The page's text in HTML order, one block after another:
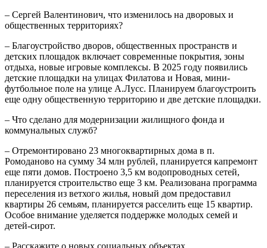
– Сергей Валентинович, что изменилось на дворовых и
общественных территориях?
– Благоустройство дворов, общественных пространств и
детских площадок включает современные покрытия, зоны
отдыха, новые игровые комплексы. В 2025 году появились
детские площадки на улицах Филатова и Новая, мини-
футбольное поле на улице А.Лусс. Планируем благоустроить
еще одну общественную территорию и две детские площадки.
– Что сделано для модернизации жилищного фонда и
коммунальных служб?
– Отремонтировано 23 многоквартирных дома в п.
Ромоданово на сумму 34 млн рублей, планируется капремонт
еще пяти домов. Построено 3,5 км водопроводных сетей,
планируется строительство еще 3 км. Реализована программа
переселения из ветхого жилья, новый дом предоставил
квартиры 26 семьям, планируется расселить еще 15 квартир.
Особое внимание уделяется поддержке молодых семей и
детей-сирот.
– Расскажите о новых социальных объектах.